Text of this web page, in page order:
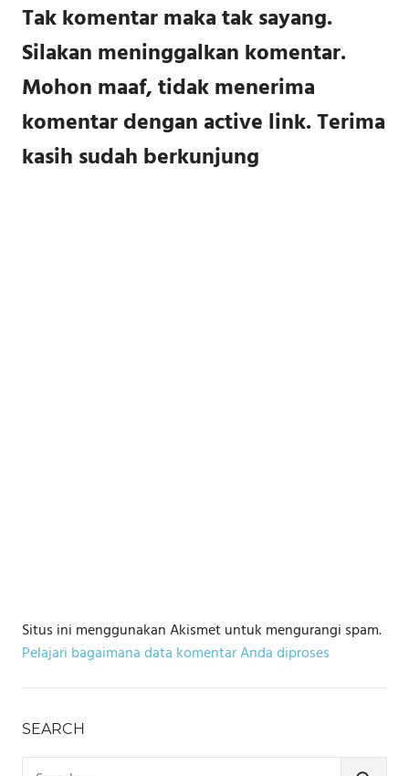
Tak komentar maka tak sayang.
Silakan meninggalkan komentar.
Mohon maaf, tidak menerima
komentar dengan active link. Terima
kasih sudah berkunjung
Situs ini menggunakan Akismet untuk mengurangi spam.
Pelajari bagaimana data komentar Anda diproses
SEARCH